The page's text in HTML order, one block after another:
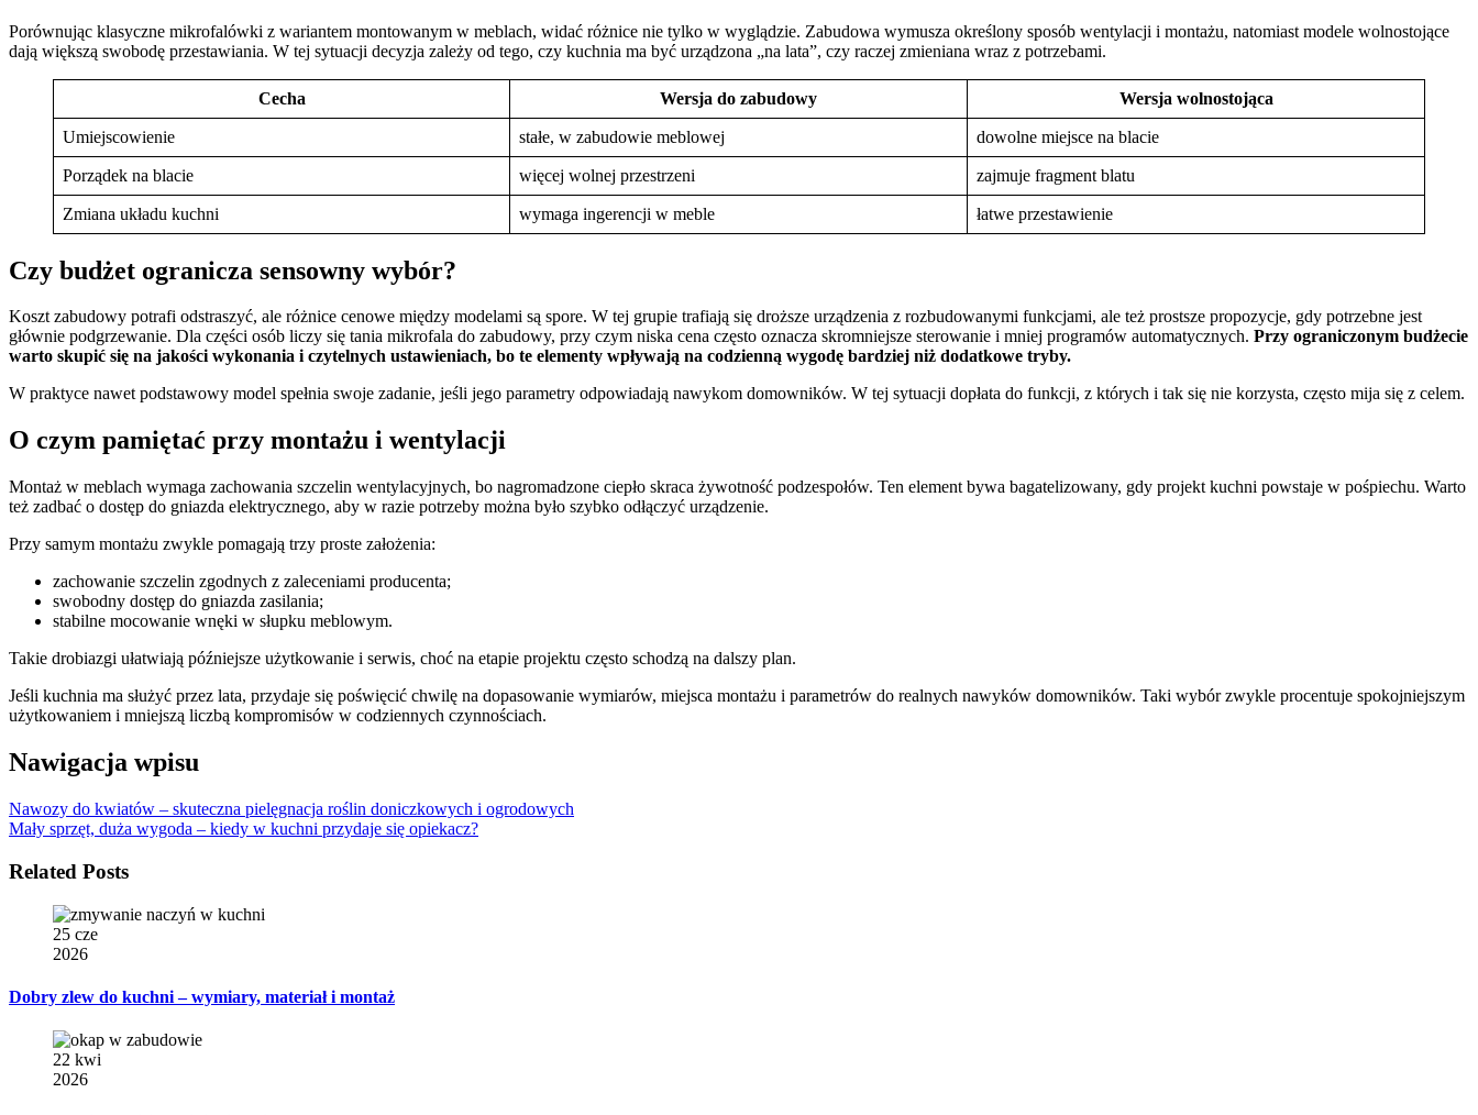
Porównując klasyczne mikrofalówki z wariantem montowanym w meblach, widać różnice nie tylko w wyglądzie. Zabudowa wymusza określony sposób wentylacji i montażu, natomiast modele wolnostojące
dają większą swobodę przestawiania. W tej sytuacji decyzja zależy od tego, czy kuchnia ma być urządzona „na lata”, czy raczej zmieniana wraz z potrzebami.
Cecha Wersja do zabudowy Wersja wolnostojąca
Umiejscowienie stałe, w zabudowie meblowej dowolne miejsce na blacie
Porządek na blacie więcej wolnej przestrzeni zajmuje fragment blatu
Zmiana układu kuchni wymaga ingerencji w meble łatwe przestawienie
Czy budżet ogranicza sensowny wybór?
Koszt zabudowy potrafi odstraszyć, ale różnice cenowe między modelami są spore. W tej grupie trafiają się droższe urządzenia z rozbudowanymi funkcjami, ale też prostsze propozycje, gdy potrzebne jest
głównie podgrzewanie. Dla części osób liczy się tania mikrofala do zabudowy, przy czym niska cena często oznacza skromniejsze sterowanie i mniej programów automatycznych. Przy ograniczonym budżecie
warto skupić się na jakości wykonania i czytelnych ustawieniach, bo te elementy wpływają na codzienną wygodę bardziej niż dodatkowe tryby.
W praktyce nawet podstawowy model spełnia swoje zadanie, jeśli jego parametry odpowiadają nawykom domowników. W tej sytuacji dopłata do funkcji, z których i tak się nie korzysta, często mija się z celem.
O czym pamiętać przy montażu i wentylacji
Montaż w meblach wymaga zachowania szczelin wentylacyjnych, bo nagromadzone ciepło skraca żywotność podzespołów. Ten element bywa bagatelizowany, gdy projekt kuchni powstaje w pośpiechu. Warto
też zadbać o dostęp do gniazda elektrycznego, aby w razie potrzeby można było szybko odłączyć urządzenie.
Przy samym montażu zwykle pomagają trzy proste założenia:
zachowanie szczelin zgodnych z zaleceniami producenta;
swobodny dostęp do gniazda zasilania;
stabilne mocowanie wnęki w słupku meblowym.
Takie drobiazgi ułatwiają późniejsze użytkowanie i serwis, choć na etapie projektu często schodzą na dalszy plan.
Jeśli kuchnia ma służyć przez lata, przydaje się poświęcić chwilę na dopasowanie wymiarów, miejsca montażu i parametrów do realnych nawyków domowników. Taki wybór zwykle procentuje spokojniejszym
użytkowaniem i mniejszą liczbą kompromisów w codziennych czynnościach.
Nawigacja wpisu
Nawozy do kwiatów – skuteczna pielęgnacja roślin doniczkowych i ogrodowych
Mały sprzęt, duża wygoda – kiedy w kuchni przydaje się opiekacz?
Related Posts
25 cze
2026
Dobry zlew do kuchni – wymiary, materiał i montaż
22 kwi
2026